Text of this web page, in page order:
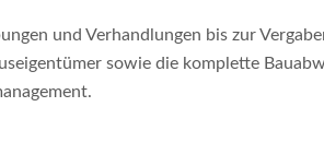
und Verhandlungen bis zur
sowie die komplette